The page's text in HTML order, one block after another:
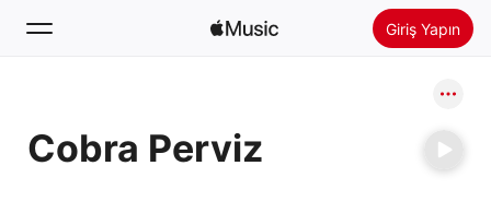
Giriş Yapın
Ana Sayfa
Cobra Perviz